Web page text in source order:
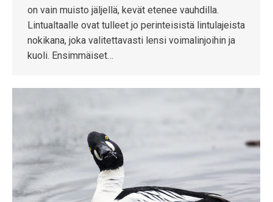
on vain muisto jäljellä, kevät etenee vauhdilla.
Lintualtaalle ovat tulleet jo perinteisistä lintulajeista
nokikana, joka valitettavasti lensi voimalinjoihin ja
kuoli. Ensimmäiset…